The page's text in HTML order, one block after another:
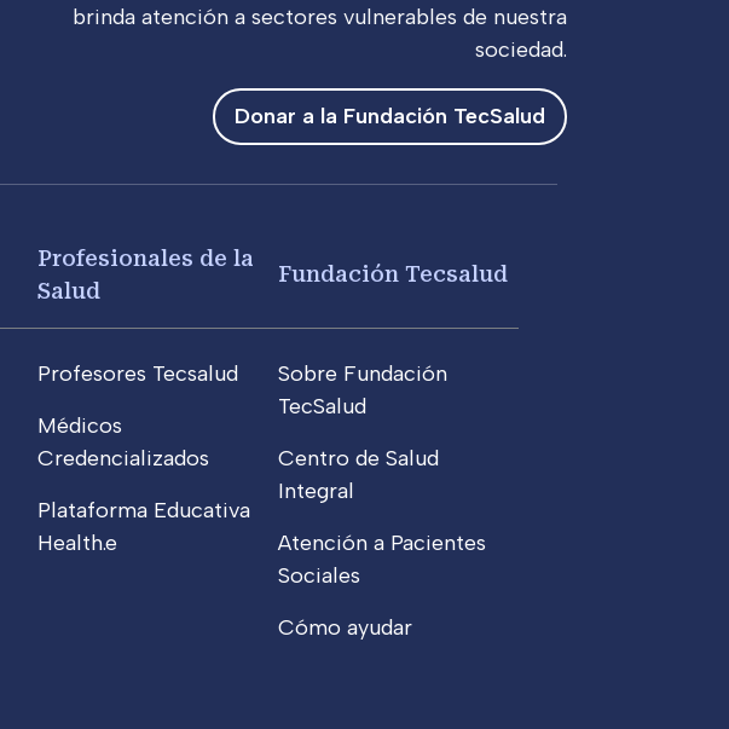
brinda atención a sectores vulnerables de nuestra
sociedad.
Donar a la Fundación TecSalud
Profesionales de la
Salud
Profesores Tecsalud
Médicos
Credencializados
Plataforma Educativa
Health.e
Fundación Tecsalud
Sobre Fundación
TecSalud
Centro de Salud
Integral
Atención a Pacientes
Sociales
Cómo ayudar